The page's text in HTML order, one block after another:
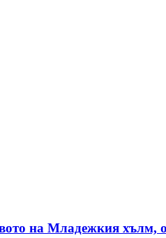
на Младежкия хълм,